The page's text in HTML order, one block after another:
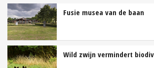
Fusie musea van de baan
Wild zwijn vermindert